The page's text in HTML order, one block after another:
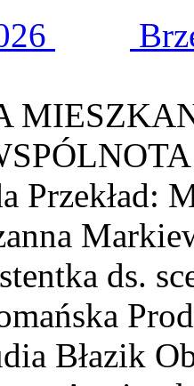
Przekład:
ds.
Błazik